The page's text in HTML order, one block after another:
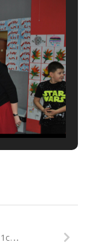
1c…